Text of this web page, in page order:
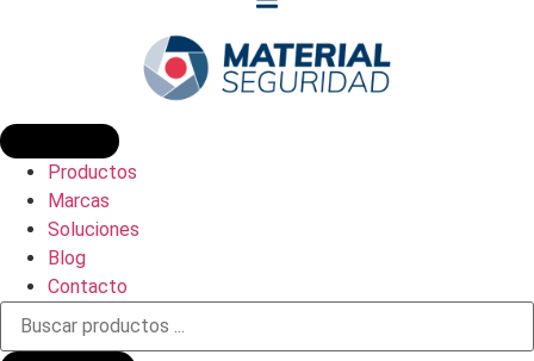
Productos
Marcas
Soluciones
Blog
Contacto
Búsqueda
productos